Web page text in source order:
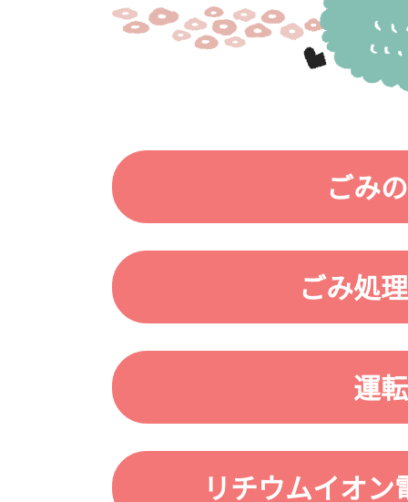
ごみ
ごみ処
運
リチウムイオ